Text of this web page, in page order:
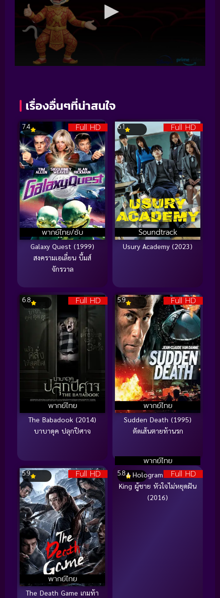
เรื่องอื่นๆที่น่าสนใจ
Full HD
พากย์ไทย/ซับ
7.4
Galaxy Quest (1999)
สงครามเอเลี่ยน บึ้มส์
จักรวาล
Full HD
Soundtrack
6.1
Usury Academy (2023)
Full HD
พากย์ไทย
6.8
The Babadook (2014)
บาบาดุค ปลุกปีศาจ
Full HD
พากย์ไทย
5.9
Sudden Death (1995)
ตัดเส้นตายท้านรก
Full HD
พากย์ไทย
5.9
The Death Game เกมท้า
Full HD
พากย์ไทย
5.8A Hologram For The
King ผู้ชาย หัวใจไม่หยุดฝัน
(2016)